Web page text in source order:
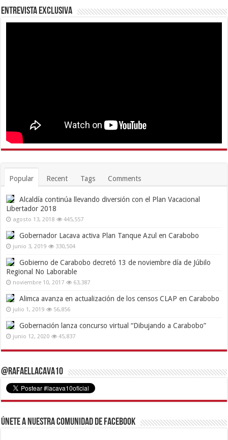
Entrevista Exclusiva
Popular Recent Tags Comments
Alcaldía continúa llevando diversión con el Plan Vacacional
Libertador 2018
agosto 13, 2018 445,557
Gobernador Lacava activa Plan Tanque Azul en Carabobo
junio 3, 2019 330,504
Gobierno de Carabobo decretó 13 de noviembre día de Júbilo
Regional No Laborable
noviembre 10, 2017 63,387
Alimca avanza en actualización de los censos CLAP en Carabobo
julio 1, 2019 56,856
Gobernación lanza concurso virtual “Dibujando a Carabobo”
junio 12, 2020 45,837
@RafaelLacava10
Únete a nuestra comunidad de Facebook